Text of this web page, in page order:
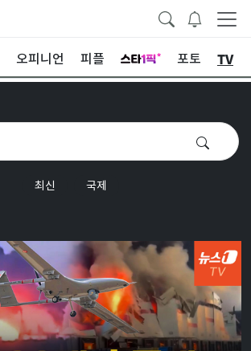
오피니언 피플 포토 TV
최신 국제